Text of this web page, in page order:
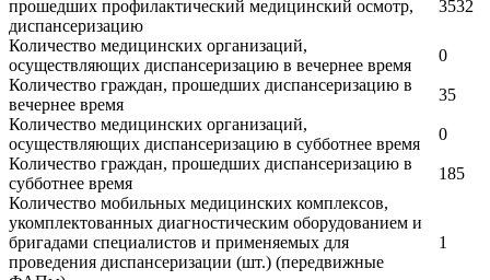
прошедших профилактический медицинский осмотр,
диспансеризацию
3532
Количество медицинских организаций,
осуществляющих диспансеризацию в вечернее время
0
Количество граждан, прошедших диспансеризацию в
вечернее время
35
Количество медицинских организаций,
осуществляющих диспансеризацию в субботнее время
0
Количество граждан, прошедших диспансеризацию в
субботнее время
185
Количество мобильных медицинских комплексов,
укомплектованных диагностическим оборудованием и
бригадами специалистов и применяемых для
проведения диспансеризации (шт.) (передвижные
1